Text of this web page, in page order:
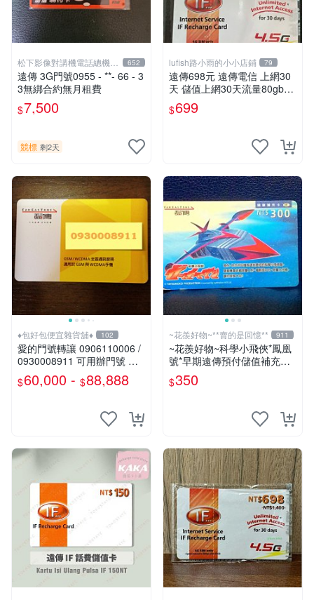
松下影像對講機電話總機專
賣店1
652
遠傳 3G門號0955 - **- 66 - 3
3無綁合約無月租費
$7,500
競標 剩2天
lufish路小雨的小小店鋪 79
遠傳698元 遠傳電信 上網30
天 儲值上網30天流量80gb超
量降速5mbps 本國人可儲值 I
F698
$699
♦包好包便宜雜貨舖♦ 102
愛的門號轉讓 0906110006 /
0930008911 可用辦門號 數
字磁場門號 相伴一生的好門
號 需過戶無合約
$60,000 - $88,888
~花羨好物~**賣的是回憶** 911
~花羨好物~科學小飛俠*鳳凰
號*早期遠傳預付儲值補充卡
一609
$350